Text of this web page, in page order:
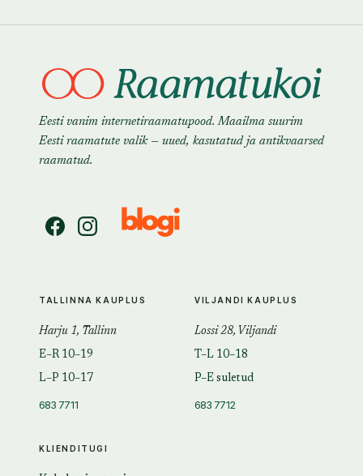
Eesti vanim internetiraamatupood. Maailma suurim
Eesti raamatute valik — uued, kasutatud ja antikvaarsed
raamatud.
KLIENDITUGI
TALLINNA KAUPLUS
Harju 1, Tallinn
E–R 10–19
L–P 10–17
683 7711
VILJANDI KAUPLUS
Lossi 28, Viljandi
T–L 10–18
P–E suletud
683 7712